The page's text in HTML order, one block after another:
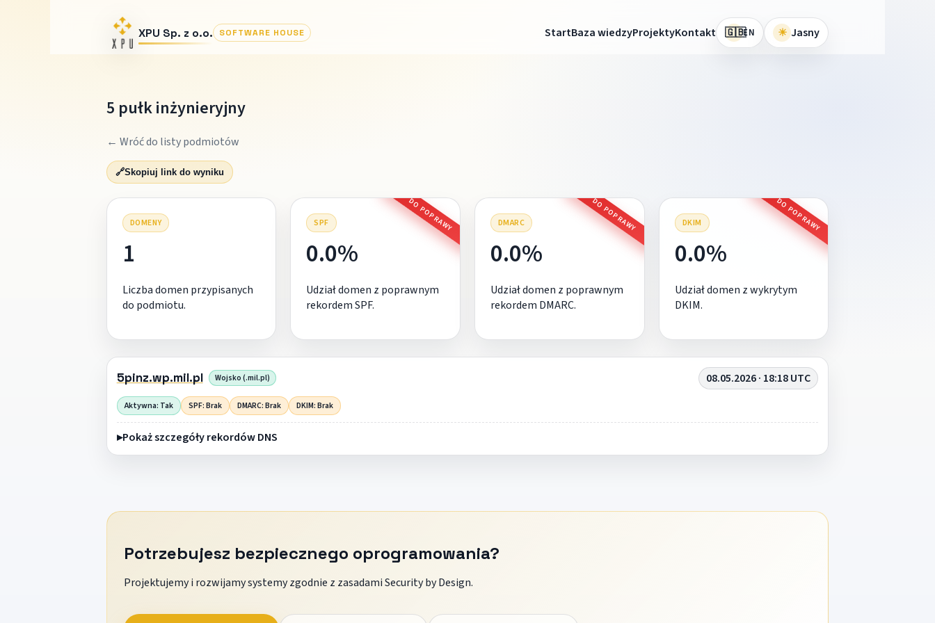
XPU Sp. z o.o. SOFTWARE HOUSE StartBaza wiedzyProjektyKontakt 🇬🇧EN ☀ Jasny
5 pułk inżynieryjny
← Wróć do listy podmiotów
🔗Skopiuj link do wyniku
DOMENY
1
Liczba domen przypisanych
do podmiotu.
SPF DO POPRAWY
0.0%
Udział domen z poprawnym
rekordem SPF.
DMARC DO POPRAWY
0.0%
Udział domen z poprawnym
rekordem DMARC.
DKIM DO POPRAWY
0.0%
Udział domen z wykrytym
DKIM.
5pinz.wp.mil.pl Wojsko (.mil.pl) 08.05.2026 · 18:18 UTC
Aktywna: Tak SPF: Brak DMARC: Brak DKIM: Brak
Pokaż szczegóły rekordów DNS
Potrzebujesz bezpiecznego oprogramowania?
Projektujemy i rozwijamy systemy zgodnie z zasadami Security by Design.